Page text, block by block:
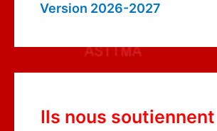
Version 2026-2027
Ils nous soutiennent